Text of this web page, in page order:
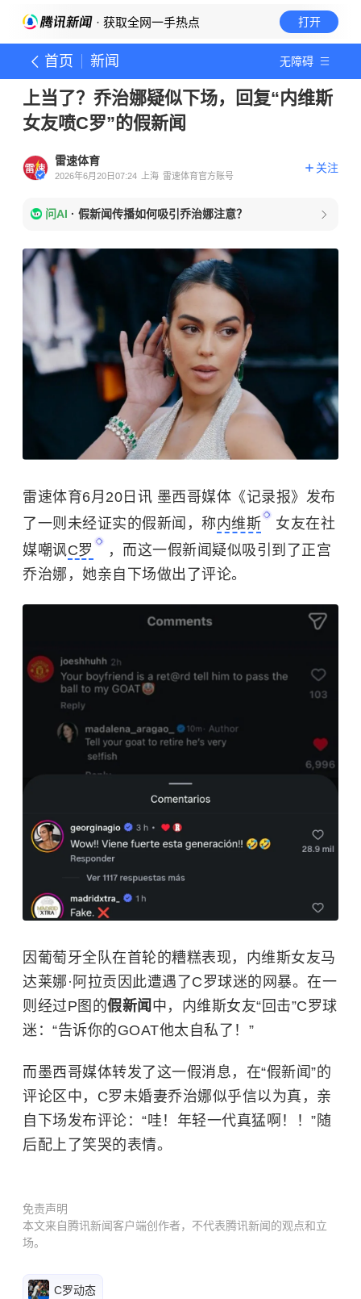
· 获取全网一手热点 打开
首页 新闻 无障碍
上当了？乔治娜疑似下场，回复“内维斯
女友喷C罗”的假新闻
雷速体育
2026年6月20日07:24 上海 雷速体育官方账号
关注
问AI · 假新闻传播如何吸引乔治娜注意？
雷速体育6月20日讯 墨西哥媒体《记录报》发布
了一则未经证实的假新闻，称内维斯
女友在社
媒嘲讽C罗
，而这一假新闻疑似吸引到了正宫
乔治娜，她亲自下场做出了评论。
因葡萄牙全队在首轮的糟糕表现，内维斯女友马
达莱娜·阿拉贡因此遭遇了C罗球迷的网暴。在一
则经过P图的假新闻 中，内维斯女友“回击”C罗球
迷：“告诉你的GOAT他太自私了！”
而墨西哥媒体转发了这一假消息，在“假新闻”的
评论区中，C罗未婚妻乔治娜似乎信以为真，亲
自下场发布评论：“哇！年轻一代真猛啊！！”随
后配上了笑哭的表情。
免责声明
本文来自腾讯新闻客户端创作者，不代表腾讯新闻的观点和立
场。
C罗动态